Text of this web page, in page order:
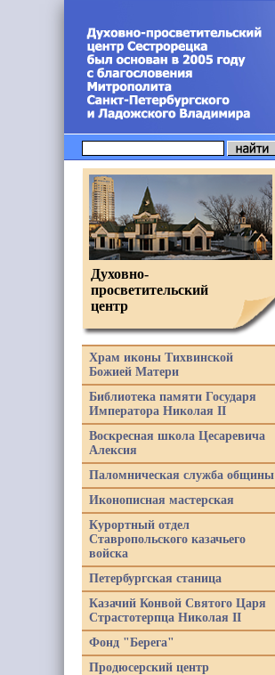
Духовно-
просветительский
центр
Храм иконы Тихвинской
Божией Матери
Библиотека памяти Государя
Императора Николая II
Воскресная школа Цесаревича
Алексия
Паломническая служба общины
Иконописная мастерская
Курортный отдел
Ставропольского казачьего
войска
Петербургская станица
Казачий Конвой Святого Царя
Страстотерпца Николая II
Фонд "Берега"
Продюсерский центр